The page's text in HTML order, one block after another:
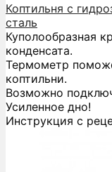
Коптильня с
сталь
Куполообразная
конденсата.
Термометр
коптильни.
Возможно
Усиленное дно!
Инструкция с